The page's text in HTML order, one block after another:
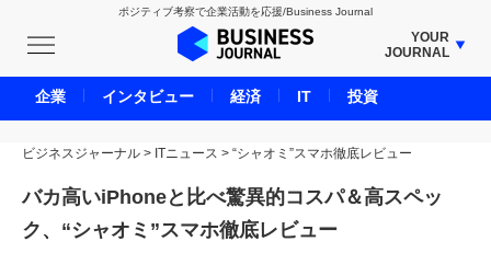
ポジティブ考察で企業活動を応援/Business Journal
YOUR
JOURNAL
BUSINESS JOURNAL
UNICORN JOURNAL
CARBON CREDITS JOURNAL
IVS JOURNAL
ENERGY MANAGEMENT JOURNAL
ビジネスジャーナル > ITニュース > “シャオミ”スマホ徹底レビュー
バカ高いiPhoneと比べ驚異的コスパ＆高スペッ
ク、“シャオミ”スマホ徹底レビュー
企業 インタビュー 経済 IT 投資